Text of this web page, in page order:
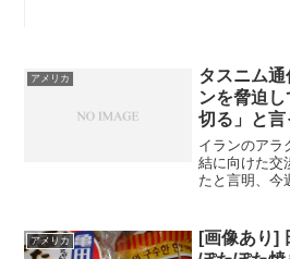
アメリカ
タスニム
ンを脅迫
切る」と
った？
イランのアラ
結に向けた交
たと言明、今
アメリカ
[画像あり]